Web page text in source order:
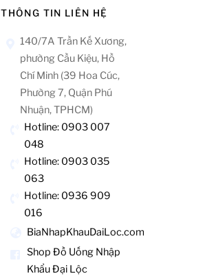
THÔNG TIN LIÊN HỆ
140/7A Trần Kế Xương,
phường Cầu Kiệu, Hồ
Chí Minh (39 Hoa Cúc,
Phường 7, Quận Phú
Nhuận, TPHCM)
Hotline: 0903 007
048
Hotline: 0903 035
063
Hotline: 0936 909
016
BiaNhapKhauDaiLoc.com
Shop Đồ Uống Nhập
Khẩu Đại Lộc